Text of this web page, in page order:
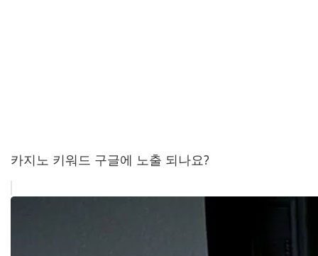
카지노 키워드 구글에 노출 되나요?